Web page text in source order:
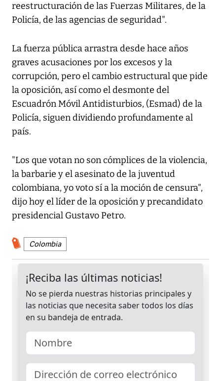
reestructuración de las Fuerzas Militares, de la
Policía, de las agencias de seguridad".
La fuerza pública arrastra desde hace años
graves acusaciones por los excesos y la
corrupción, pero el cambio estructural que pide
la oposición, así como el desmonte del
Escuadrón Móvil Antidisturbios, (Esmad) de la
Policía, siguen dividiendo profundamente al
país.
"Los que votan no son cómplices de la violencia,
la barbarie y el asesinato de la juventud
colombiana, yo voto sí a la moción de censura",
dijo hoy el líder de la oposición y precandidato
presidencial Gustavo Petro.
Colombia